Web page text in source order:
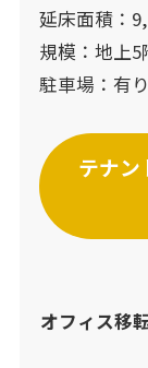
延床面積：
規模：地上
駐車場：有り
テナン
オフィス移